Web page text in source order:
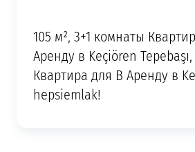
105 м², 3+1 комнаты
Аренду в Keçiören
Квартира для В Аренду в
hepsiemlak!